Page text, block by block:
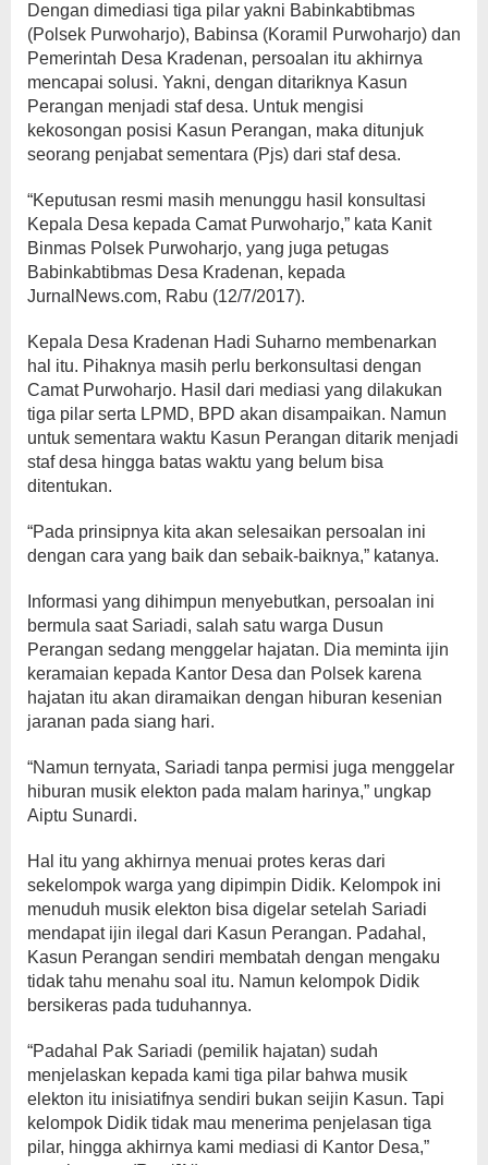
Dengan dimediasi tiga pilar yakni Babinkabtibmas
(Polsek Purwoharjo), Babinsa (Koramil Purwoharjo) dan
Pemerintah Desa Kradenan, persoalan itu akhirnya
mencapai solusi. Yakni, dengan ditariknya Kasun
Perangan menjadi staf desa. Untuk mengisi
kekosongan posisi Kasun Perangan, maka ditunjuk
seorang penjabat sementara (Pjs) dari staf desa.
“Keputusan resmi masih menunggu hasil konsultasi
Kepala Desa kepada Camat Purwoharjo,” kata Kanit
Binmas Polsek Purwoharjo, yang juga petugas
Babinkabtibmas Desa Kradenan, kepada
JurnalNews.com, Rabu (12/7/2017).
Kepala Desa Kradenan Hadi Suharno membenarkan
hal itu. Pihaknya masih perlu berkonsultasi dengan
Camat Purwoharjo. Hasil dari mediasi yang dilakukan
tiga pilar serta LPMD, BPD akan disampaikan. Namun
untuk sementara waktu Kasun Perangan ditarik menjadi
staf desa hingga batas waktu yang belum bisa
ditentukan.
“Pada prinsipnya kita akan selesaikan persoalan ini
dengan cara yang baik dan sebaik-baiknya,” katanya.
Informasi yang dihimpun menyebutkan, persoalan ini
bermula saat Sariadi, salah satu warga Dusun
Perangan sedang menggelar hajatan. Dia meminta ijin
keramaian kepada Kantor Desa dan Polsek karena
hajatan itu akan diramaikan dengan hiburan kesenian
jaranan pada siang hari.
“Namun ternyata, Sariadi tanpa permisi juga menggelar
hiburan musik elekton pada malam harinya,” ungkap
Aiptu Sunardi.
Hal itu yang akhirnya menuai protes keras dari
sekelompok warga yang dipimpin Didik. Kelompok ini
menuduh musik elekton bisa digelar setelah Sariadi
mendapat ijin ilegal dari Kasun Perangan. Padahal,
Kasun Perangan sendiri membatah dengan mengaku
tidak tahu menahu soal itu. Namun kelompok Didik
bersikeras pada tuduhannya.
“Padahal Pak Sariadi (pemilik hajatan) sudah
menjelaskan kepada kami tiga pilar bahwa musik
elekton itu inisiatifnya sendiri bukan seijin Kasun. Tapi
kelompok Didik tidak mau menerima penjelasan tiga
pilar, hingga akhirnya kami mediasi di Kantor Desa,”